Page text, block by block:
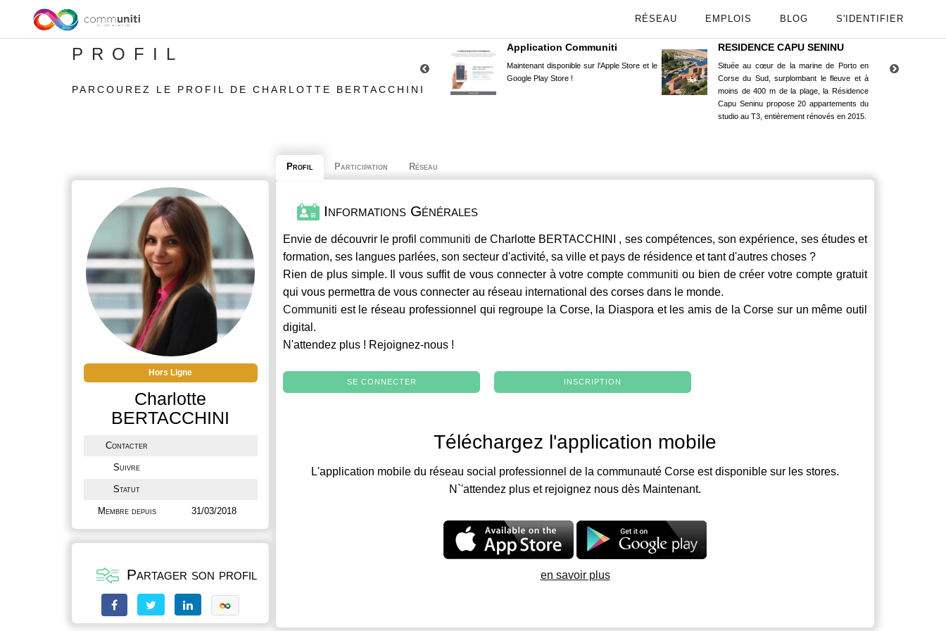
RÉSEAU EMPLOIS BLOG S'IDENTIFIER
PROFIL
PARCOUREZ LE PROFIL DE CHARLOTTE BERTACCHINI
Application Communiti
Maintenant disponible sur l'Apple Store et le
Google Play Store !
RESIDENCE CAPU SENINU
Située au cœur de la marine de Porto en
Corse du Sud, surplombant le fleuve et à
moins de 400 m de la plage, la Résidence
Capu Seninu propose 20 appartements du
studio au T3, entièrement rénovés en 2015.
Hors Ligne
Charlotte
BERTACCHINI
Contacter
Suivre
Statut
Membre depuis 31/03/2018
Partager son profil
Profil Participation Réseau
Informations Générales
Envie de découvrir le profilcommuniti de Charlotte BERTACCHINI , ses compétences, son expérience, ses études et
formation, ses langues parlées, son secteur d'activité, sa ville et pays de résidence et tant d'autres choses ?
Rien de plus simple. Il vous suffit de vous connecter à votre comptecommuniti ou bien de créer votre compte gratuit
qui vous permettra de vous connecter au réseau international des corses dans le monde.
Communiti est le réseau professionnel qui regroupe la Corse, la Diaspora et les amis de la Corse sur un même outil
digital.
N'attendez plus ! Rejoignez-nous !
SE CONNECTER INSCRIPTION
Téléchargez l'application mobile
L'application mobile du réseau social professionnel de la communauté Corse est disponible sur les stores.
N`'attendez plus et rejoignez nous dès Maintenant.
en savoir plus